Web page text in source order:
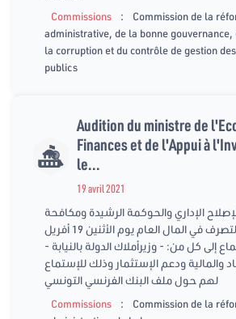
Commissions
:
Commission de la
administrative, de la bonne
la corruption et du contrôle de gestion
publics
Audition du ministre de
Finances et de l'Appui à
le...
19 avril 2021
الإداري والحوكمة الرشيدة ومكافحة
الفساد ومراقبة التصرف في المال العام يوم الأثنين 19 أفريل
إلى كل من: - وزيرأملاك الدولة بالنيابة -
والمالية ودعم الإستثمار وذلك للإستماع
لهم حول ملف البنك الفرنسي التونسي
Commissions
:
Commission de la